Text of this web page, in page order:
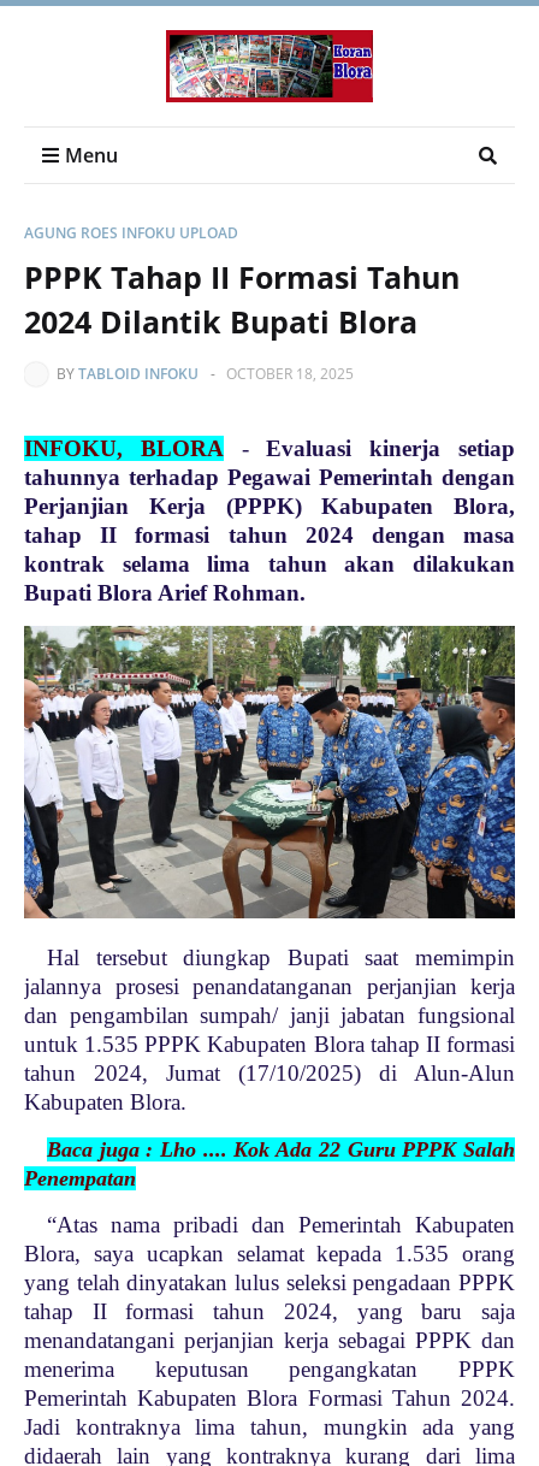
Menu
AGUNG ROES INFOKU UPLOAD
PPPK Tahap II Formasi Tahun
2024 Dilantik Bupati Blora
BYTABLOID INFOKU - OCTOBER 18, 2025
INFOKU, BLORA -Evaluasi kinerja setiap
tahunnya terhadap Pegawai Pemerintah dengan
Perjanjian Kerja (PPPK) Kabupaten Blora,
tahap II formasi tahun 2024 dengan masa
kontrak selama lima tahun akan dilakukan
Bupati Blora Arief Rohman.
Hal tersebut diungkap Bupati saat memimpin
jalannya prosesi penandatanganan perjanjian kerja
dan pengambilan sumpah/ janji jabatan fungsional
untuk 1.535 PPPK Kabupaten Blora tahap II formasi
tahun 2024, Jumat (17/10/2025) di Alun-Alun
Kabupaten Blora.
Baca juga : Lho .... Kok Ada 22 Guru PPPK Salah
Penempatan
“Atas nama pribadi dan Pemerintah Kabupaten
Blora, saya ucapkan selamat kepada 1.535 orang
yang telah dinyatakan lulus seleksi pengadaan PPPK
tahap II formasi tahun 2024, yang baru saja
menandatangani perjanjian kerja sebagai PPPK dan
menerima keputusan pengangkatan PPPK
Pemerintah Kabupaten Blora Formasi Tahun 2024.
Jadi kontraknya lima tahun, mungkin ada yang
didaerah lain yang kontraknya kurang dari lima